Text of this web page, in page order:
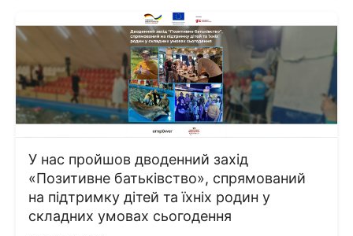
У нас пройшов дводенний захід
«Позитивне батьківство», спрямований
на підтримку дітей та їхніх родин у
складних умовах сьогодення